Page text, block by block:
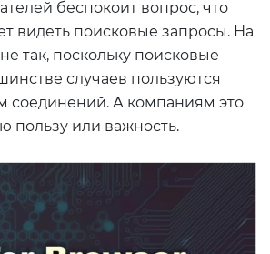
беспокоит вопрос, что
видеть поисковые запросы. На
так, поскольку поисковые
случаев пользуются
А компаниям это
пользу или важность.